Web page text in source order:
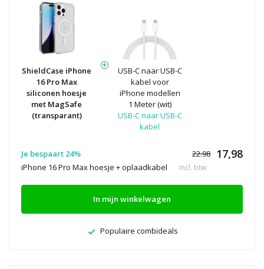
ShieldCase iPhone
16 Pro Max
siliconen hoesje
met MagSafe
(transparant)
USB-C naar USB-C
kabel voor
iPhone modellen
1 Meter (wit)
USB-C naar USB-C
kabel
Je bespaart 24% 22.98 17,98
iPhone 16 Pro Max hoesje + oplaadkabel Incl. btw
In mijn winkelwagen
Populaire combideals